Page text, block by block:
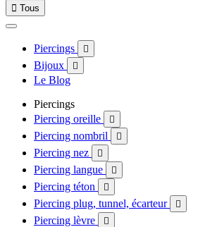
 Tous
Piercings 
Bijoux 
Le Blog
Piercings
Piercing oreille

Piercing nombril 
Piercing nez 
Piercing langue 
Piercing téton 
Piercing plug, tunnel, écarteur 
Piercing lèvre 